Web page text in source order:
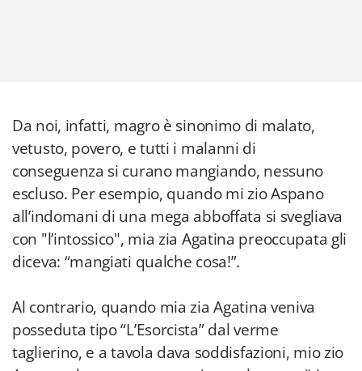
Da noi, infatti, magro è sinonimo di malato,
vetusto, povero, e tutti i malanni di
conseguenza si curano mangiando, nessuno
escluso. Per esempio, quando mi zio Aspano
all’indomani di una mega abboffata si svegliava
con "l’intossico", mia zia Agatina preoccupata gli
diceva: “mangiati qualche cosa!”.
Al contrario, quando mia zia Agatina veniva
posseduta tipo “L’Esorcista” dal verme
taglierino, e a tavola dava soddisfazioni, mio zio